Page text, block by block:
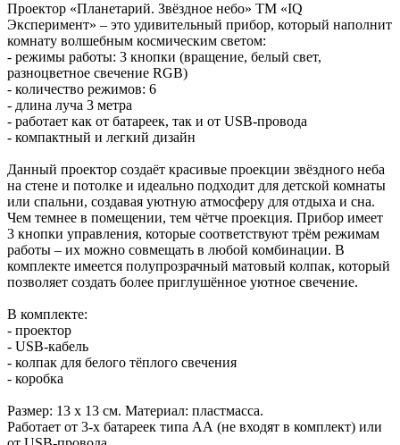
Проектор «Планетарий. Звёздное небо» ТМ «IQ
Эксперимент» – это удивительный прибор, который наполнит
комнату волшебным космическим светом:
- режимы работы: 3 кнопки (вращение, белый свет,
разноцветное свечение RGB)
- количество режимов: 6
- длина луча 3 метра
- работает как от батареек, так и от USB-провода
- компактный и легкий дизайн
Данный проектор создаёт красивые проекции звёздного неба
на стене и потолке и идеально подходит для детской комнаты
или спальни, создавая уютную атмосферу для отдыха и сна.
Чем темнее в помещении, тем чётче проекция. Прибор имеет
3 кнопки управления, которые соответствуют трём режимам
работы – их можно совмещать в любой комбинации. В
комплекте имеется полупрозрачный матовый колпак, который
позволяет создать более приглушённое уютное свечение.
В комплекте:
- проектор
- USB-кабель
- колпак для белого тёплого свечения
- коробка
Размер: 13 х 13 см. Материал: пластмасса.
Работает от 3-х батареек типа АА (не входят в комплект) или